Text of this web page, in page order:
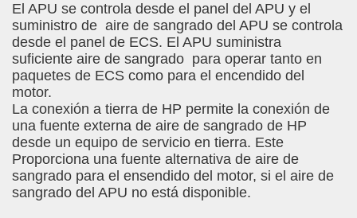
El APU se controla desde el panel del APU y el
suministro de aire de sangrado del APU se controla
desde el panel de ECS. El APU suministra
suficiente aire de sangrado para operar tanto en
paquetes de ECS como para el encendido del
motor.
La conexión a tierra de HP permite la conexión de
una fuente externa de aire de sangrado de HP
desde un equipo de servicio en tierra. Este
Proporciona una fuente alternativa de aire de
sangrado para el ensendido del motor, si el aire de
sangrado del APU no está disponible.